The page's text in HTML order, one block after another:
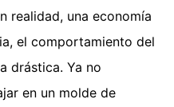
realidad, una economía
el comportamiento del
drástica. Ya no
en un molde de